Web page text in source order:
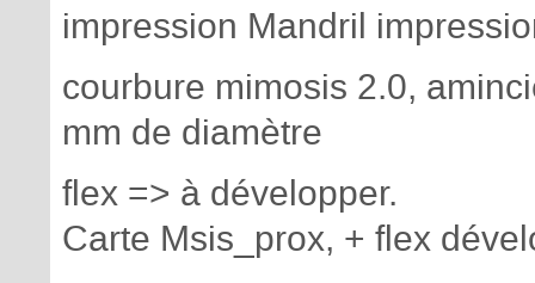
impression Mandril
courbure mimosis 2.0,
mm de diamètre
flex => à développer.
Carte Msis_prox, + flex